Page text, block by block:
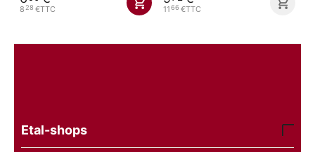
8 28 €TTC 1166 €TTC
Etal-shops